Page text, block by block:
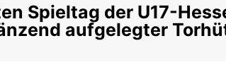
Spieltag der U17-
aufgelegter